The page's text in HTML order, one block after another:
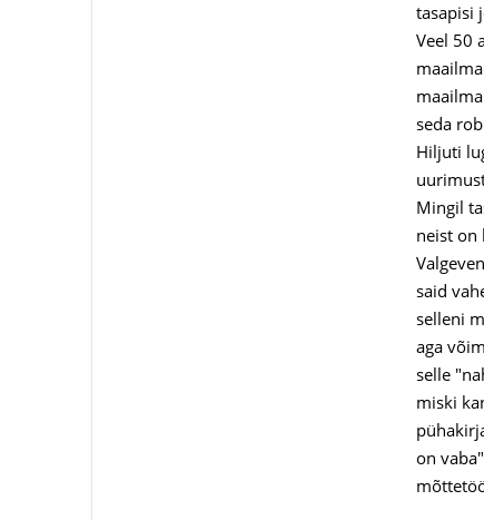
tasapisi
Veel 50
seda
Hiljuti
Mingil
neist on
said
selleni
aga
selle
miski
on